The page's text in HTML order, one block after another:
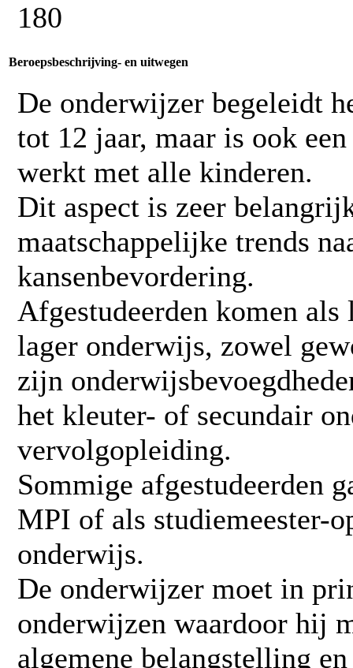
180
Beroepsbeschrijving- en uitwegen
De onderwijzer begeleidt
tot 12 jaar, maar is ook
werkt met alle kinderen.
Dit aspect is zeer
maatschappelijke trends
kansenbevordering.
Afgestudeerden komen
lager onderwijs, zowel
zijn
het kleuter- of secundair
vervolgopleiding.
Sommige afgestudeerden
MPI of als studiemeester-
onderwijs.
De onderwijzer moet in
onderwijzen waardoor hij
algemene belangstelling